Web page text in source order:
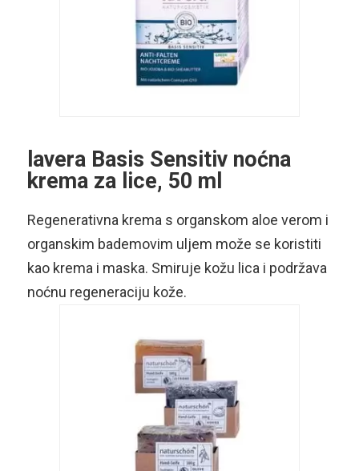
lavera Basis Sensitiv noćna
krema za lice, 50 ml
Regenerativna krema s organskom aloe verom i
organskim bademovim uljem može se koristiti
kao krema i maska. Smiruje kožu lica i podržava
noćnu regeneraciju kože.